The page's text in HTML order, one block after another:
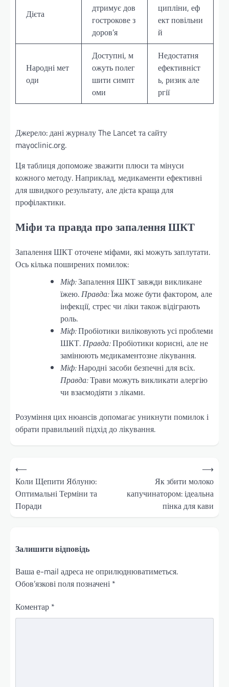
Дієта
дтримує дов
гострокове з
доров’я
ципліни, еф
ект повільни
й
Народні мет
оди
Доступні, м
ожуть полег
шити симпт
оми
Недостатня
ефективніст
ь, ризик але
ргії
Джерело: дані журналу The Lancet та сайту
mayoclinic.org.
Ця таблиця допоможе зважити плюси та мінуси
кожного методу. Наприклад, медикаменти ефективні
для швидкого результату, але дієта краща для
профілактики.
Міфи та правда про запалення ШКТ
Запалення ШКТ оточене міфами, які можуть заплутати.
Ось кілька поширених помилок:
Міф:Запалення ШКТ завжди викликане
їжею.Правда:Їжа може бути фактором, але
інфекції, стрес чи ліки також відіграють
роль.
Міф:Пробіотики виліковують усі проблеми
ШКТ.Правда:Пробіотики корисні, але не
замінюють медикаментозне лікування.
Міф:Народні засоби безпечні для всіх.
Правда:Трави можуть викликати алергію
чи взаємодіяти з ліками.
Розуміння цих нюансів допомагає уникнути помилок і
обрати правильний підхід до лікування.
Навігація
записів
⟵
Коли Щепити Яблуню:
Оптимальні Терміни та
Поради
Як збити молоко
капучинатором: ідеальна
пінка для кави
⟶
Залишити відповідь
Ваша e-mail адреса не оприлюднюватиметься.
Обов’язкові поля позначені *
Коментар *